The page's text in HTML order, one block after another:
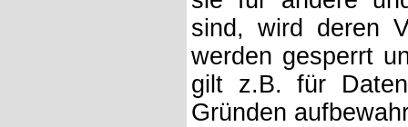
sind, wird deren
werden gesperrt
gilt z.B. für
Gründen